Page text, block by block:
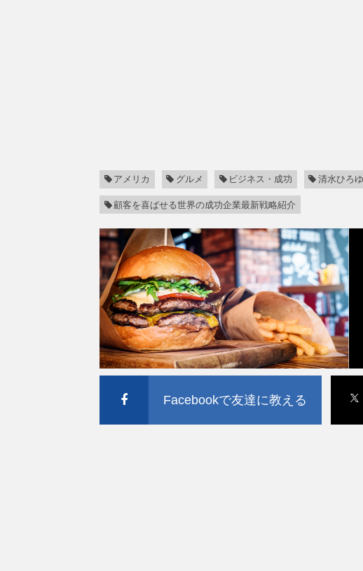
アメリカ グルメ ビジネス・成功 清水ひろ
顧客を喜ばせる世界の成功企業最新戦略紹介
Facebookで友達に教える